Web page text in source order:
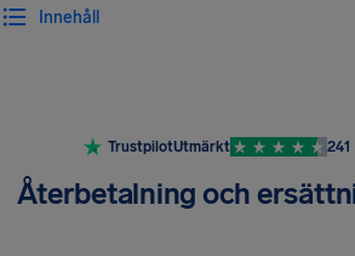
Innehåll
TrustpilotUtmärkt 241
Återbetalning och